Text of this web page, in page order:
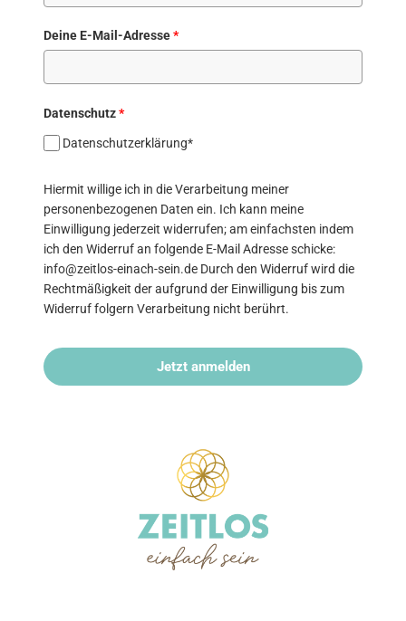
Deine E-Mail-Adresse*
Datenschutz*
Datenschutzerklärung*
Hiermit willige ich in die Verarbeitung meiner
personenbezogenen Daten ein. Ich kann meine
Einwilligung jederzeit widerrufen; am einfachsten indem
ich den Widerruf an folgende E-Mail Adresse schicke:
info@zeitlos-einach-sein.de Durch den Widerruf wird die
Rechtmäßigkeit der aufgrund der Einwilligung bis zum
Widerruf folgern Verarbeitung nicht berührt.
Jetzt anmelden